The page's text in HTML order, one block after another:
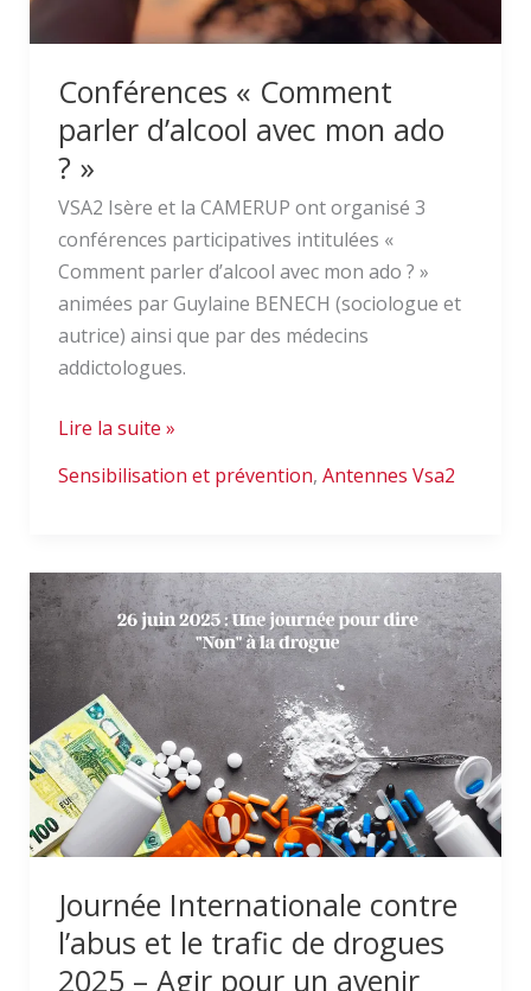
Conférences « Comment
parler d’alcool avec mon ado
? »
VSA2 Isère et la CAMERUP ont organisé 3
conférences participatives intitulées «
Comment parler d’alcool avec mon ado ? »
animées par Guylaine BENECH (sociologue et
autrice) ainsi que par des médecins
addictologues.
Lire la suite »
Sensibilisation et prévention, Antennes Vsa2
Journée Internationale contre
l’abus et le trafic de drogues
2025 – Agir pour un avenir
Journée
Internationale
contre
l’abus
et
le
trafic
de
drogues
Agir
pour